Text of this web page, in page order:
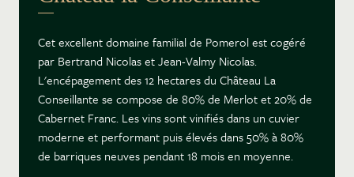
Cet excellent domaine familial de Pomerol est cogéré
par Bertrand Nicolas et Jean-Valmy Nicolas.
L'encépagement des 12 hectares du Château La
Conseillante se compose de 80% de Merlot et 20% de
Cabernet Franc. Les vins sont vinifiés dans un cuvier
moderne et performant puis élevés dans 50% à 80%
de barriques neuves pendant 18 mois en moyenne.